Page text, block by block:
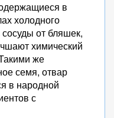
в
холодного
от бляшек,
химический
же
семя, отвар
в народной
с